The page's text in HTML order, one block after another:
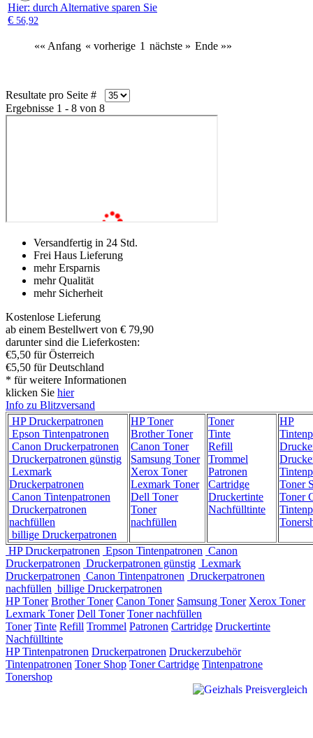
Hier: durch Alternative sparen Sie
€ 56,92
«« Anfang « vorherige 1 nächste » Ende »»
Resultate pro Seite #
Ergebnisse 1 - 8 von 8
Versandfertig in 24 Std.
Frei Haus Lieferung
mehr Ersparnis
mehr Qualität
mehr Sicherheit
Kostenlose Lieferung
ab einem Bestellwert von € 79,90
darunter sind die Lieferkosten:
€5,50 für Österreich
€5,50 für Deutschland
* für weitere Informationen
klicken Sie hier
Info zu Blitzversand
HP Druckerpatronen
Epson Tintenpatronen
Canon Druckerpatronen
Druckerpatronen günstig
Lexmark
Druckerpatronen
Canon Tintenpatronen
Druckerpatronen
nachfüllen
billige Druckerpatronen
HP Toner
Brother Toner
Canon Toner
Samsung Toner
Xerox Toner
Lexmark Toner
Dell Toner
Toner
nachfüllen
Toner
Tinte
Refill
Trommel
Patronen
Cartridge
Druckertinte
Nachfülltinte
HP
Toner
Toner
HP Druckerpatronen Epson Tintenpatronen Canon
Druckerpatronen Druckerpatronen günstig Lexmark
Druckerpatronen Canon Tintenpatronen Druckerpatronen
nachfüllen billige Druckerpatronen
HP Toner Brother Toner Canon Toner Samsung Toner Xerox Toner
Lexmark Toner Dell Toner Toner nachfüllen
Toner Tinte Refill Trommel Patronen Cartridge Druckertinte
Nachfülltinte
HP Tintenpatronen Druckerpatronen Druckerzubehör
Tintenpatronen Toner Shop Toner Cartridge Tintenpatrone
Tonershop